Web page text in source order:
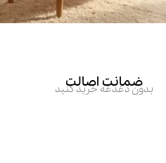
ضمانت اصالت
بدون دغدغه خرید کنید